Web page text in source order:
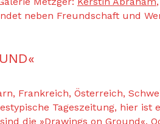
neben Freundschaft und
Frankreich, Österreich,
Tageszeitung, hier ist
die »Drawings on Ground«.